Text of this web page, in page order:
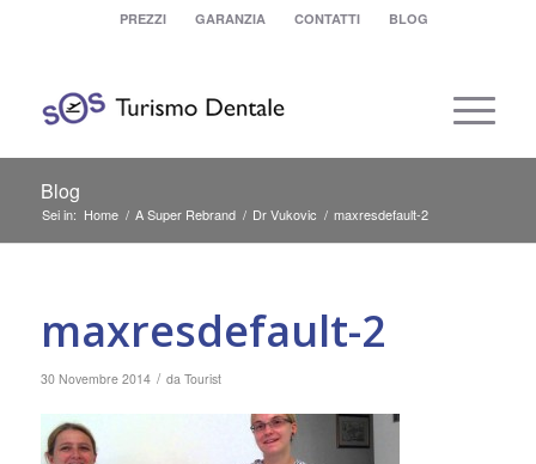
PREZZI GARANZIA CONTATTI BLOG
Blog
Sei in: Home / A Super Rebrand / Dr Vukovic / maxresdefault-2
maxresdefault-2
30 Novembre 2014 / da Tourist